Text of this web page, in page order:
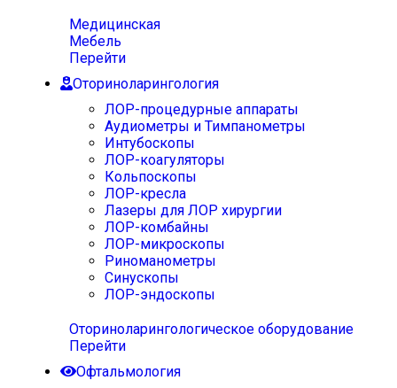
Медицинская
Мебель
Перейти
Оториноларингология
ЛОР-процедурные аппараты
Аудиометры и Тимпанометры
Интубоскопы
ЛОР-коагуляторы
Кольпоскопы
ЛОР-кресла
Лазеры для ЛОР хирургии
ЛОР-комбайны
ЛОР-микроскопы
Риноманометры
Синускопы
ЛОР-эндоскопы
Оториноларингологическое оборудование
Перейти
Офтальмология